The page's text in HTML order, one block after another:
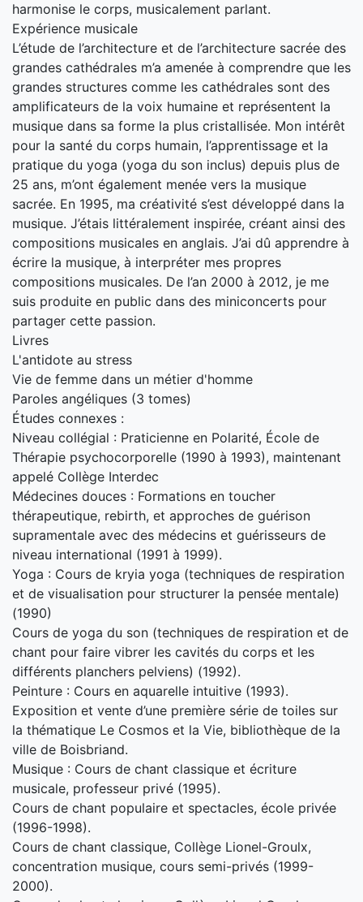
harmonise le corps, musicalement parlant.
Expérience musicale
L’étude de l’architecture et de l’architecture sacrée des
grandes cathédrales m’a amenée à comprendre que les
grandes structures comme les cathédrales sont des
amplificateurs de la voix humaine et représentent la
musique dans sa forme la plus cristallisée. Mon intérêt
pour la santé du corps humain, l’apprentissage et la
pratique du yoga (yoga du son inclus) depuis plus de
25 ans, m’ont également menée vers la musique
sacrée. En 1995, ma créativité s’est développé dans la
musique. J’étais littéralement inspirée, créant ainsi des
compositions musicales en anglais. J’ai dû apprendre à
écrire la musique, à interpréter mes propres
compositions musicales. De l’an 2000 à 2012, je me
suis produite en public dans des miniconcerts pour
partager cette passion.
Livres
L'antidote au stress
Vie de femme dans un métier d'homme
Paroles angéliques (3 tomes)
Études connexes :
Niveau collégial : Praticienne en Polarité, École de
Thérapie psychocorporelle (1990 à 1993), maintenant
appelé Collège Interdec
Médecines douces : Formations en toucher
thérapeutique, rebirth, et approches de guérison
supramentale avec des médecins et guérisseurs de
niveau international (1991 à 1999).
Yoga : Cours de kryia yoga (techniques de respiration
et de visualisation pour structurer la pensée mentale)
(1990)
Cours de yoga du son (techniques de respiration et de
chant pour faire vibrer les cavités du corps et les
différents planchers pelviens) (1992).
Peinture : Cours en aquarelle intuitive (1993).
Exposition et vente d’une première série de toiles sur
la thématique Le Cosmos et la Vie, bibliothèque de la
ville de Boisbriand.
Musique : Cours de chant classique et écriture
musicale, professeur privé (1995).
Cours de chant populaire et spectacles, école privée
(1996-1998).
Cours de chant classique, Collège Lionel-Groulx,
concentration musique, cours semi-privés (1999-
2000).